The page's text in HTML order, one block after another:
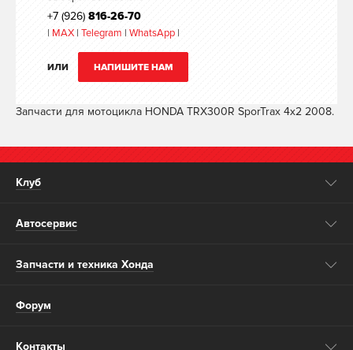
+7 (926) 816-26-70
| MAX | Telegram | WhatsApp |
ИЛИ НАПИШИТЕ НАМ
Запчасти для мотоцикла HONDA TRX300R SporTrax 4x2 2008.
Клуб
Автосервис
Запчасти и техника Хонда
Форум
Контакты